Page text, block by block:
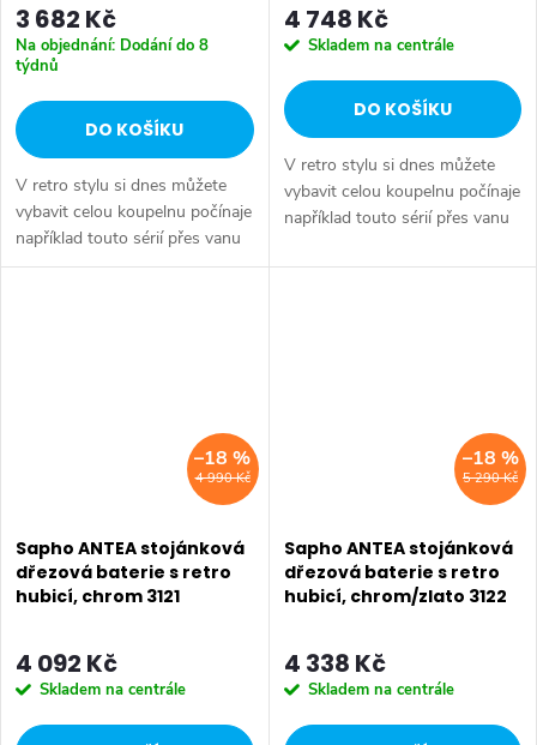
3 682 Kč
Na objednání: Dodání do 8
týdnů
DO KOŠÍKU
V retro stylu si dnes můžete
vybavit celou koupelnu počínaje
například touto sérií přes vanu
Retro, doplňky Diamond až po
4 748 Kč
Skladem na centrále
DO KOŠÍKU
V retro stylu si dnes můžete
vybavit celou koupelnu počínaje
například touto sérií přes vanu
keramiku Retro nebo Classic.
4 990 Kč
–18 %
Sapho ANTEA stojánková
dřezová baterie s retro
hubicí, chrom 3121
4 092 Kč
Skladem na centrále
5 290 Kč
–18 %
Sapho ANTEA stojánková
dřezová baterie s retro
hubicí, chrom/zlato 3122
4 338 Kč
Skladem na centrále